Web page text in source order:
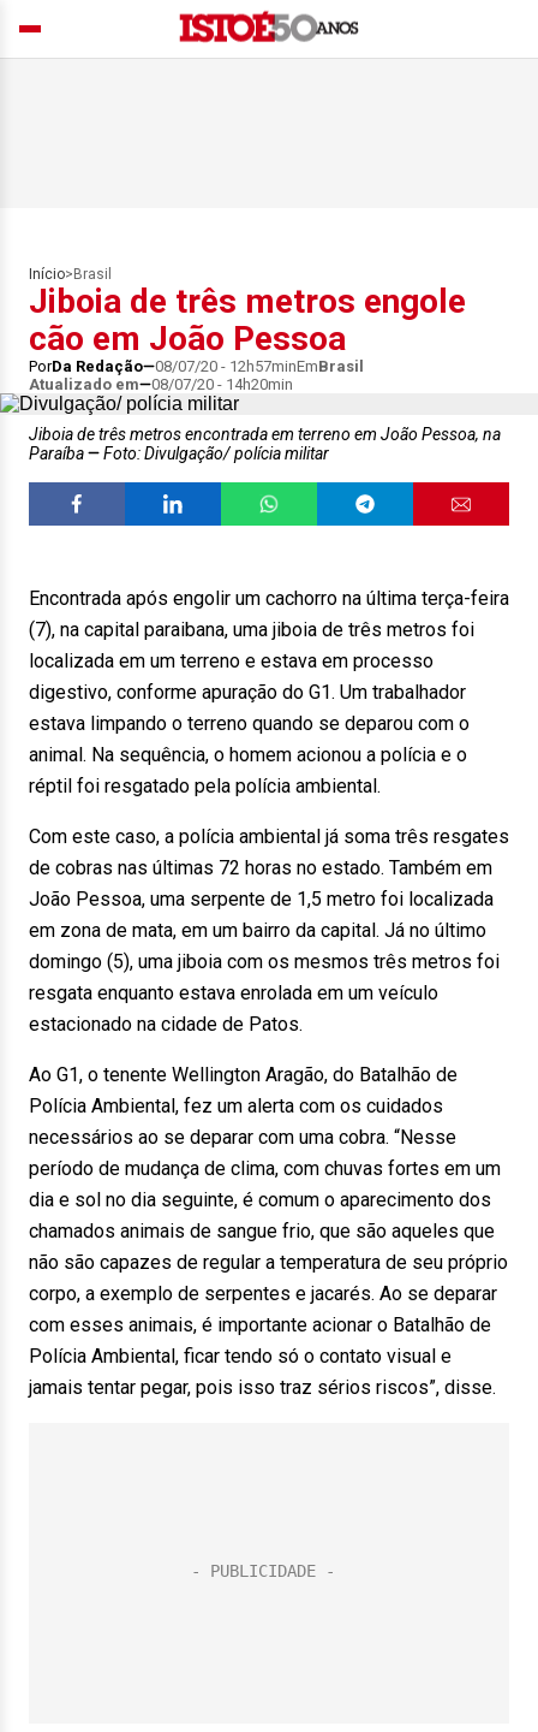
Início> Brasil
Jiboia de três metros engole
cão em João Pessoa
PorDa Redação 08/07/20 - 12h57minEmBrasil
Atualizado em
08/07/20 - 14h20min
Jiboia de três metros encontrada em terreno em João Pessoa, na
Paraíba
Foto: Divulgação/ polícia militar
Encontrada após engolir um cachorro na última terça-feira
(7), na capital paraibana, uma jiboia de três metros foi
localizada em um terreno e estava em processo
digestivo, conforme apuração do G1. Um trabalhador
estava limpando o terreno quando se deparou com o
animal. Na sequência, o homem acionou a polícia e o
réptil foi resgatado pela polícia ambiental.
Com este caso, a polícia ambiental já soma três resgates
de cobras nas últimas 72 horas no estado. Também em
João Pessoa, uma serpente de 1,5 metro foi localizada
em zona de mata, em um bairro da capital. Já no último
domingo (5), uma jiboia com os mesmos três metros foi
resgata enquanto estava enrolada em um veículo
estacionado na cidade de Patos.
Ao G1, o tenente Wellington Aragão, do Batalhão de
Polícia Ambiental, fez um alerta com os cuidados
necessários ao se deparar com uma cobra. “Nesse
período de mudança de clima, com chuvas fortes em um
dia e sol no dia seguinte, é comum o aparecimento dos
chamados animais de sangue frio, que são aqueles que
não são capazes de regular a temperatura de seu próprio
corpo, a exemplo de serpentes e jacarés. Ao se deparar
com esses animais, é importante acionar o Batalhão de
Polícia Ambiental, ficar tendo só o contato visual e
jamais tentar pegar, pois isso traz sérios riscos”, disse.